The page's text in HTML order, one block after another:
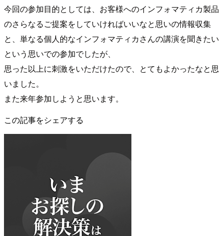
今回の参加目的としては、お客様へのインフォマティカ製品
のさらなるご提案をしていければいいなと思いの情報収集
と、単なる個人的なインフォマティカさんの講演を聞きたい
という思いでの参加でしたが、
思った以上に刺激をいただけたので、とてもよかったなと思
いました。
また来年参加しようと思います。
この記事をシェアする